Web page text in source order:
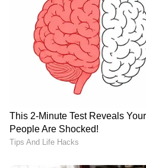
എന്തുകൊണ്ട് കോലി?
ഫോമിനെ കുറിച്ച്
ചോദ്യവുമായി
ഇന്ത്യന്‍ ടീം: